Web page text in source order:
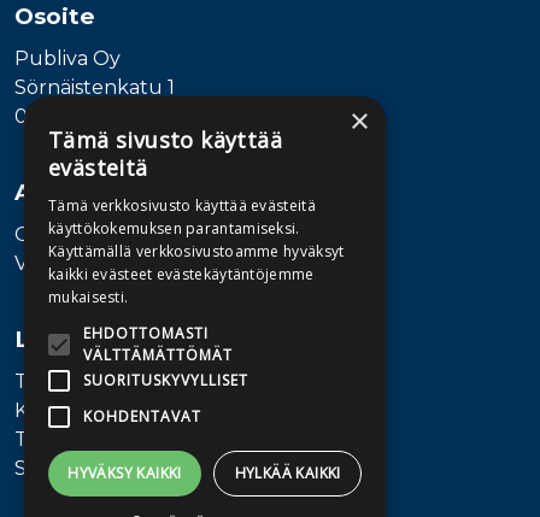
Osoite
Publiva Oy
Sörnäistenkatu 1
00580 Helsinki
Asiakaspalvelu
Ota yhteyttä
Vaihde: 010 345100
Lisätietoa
Toimitusehdot
Käyttöohjeet
Tietosuojaseloste
Saavutettavuusseloste
×
Tämä sivusto käyttää
evästeitä
Tämä verkkosivusto käyttää evästeitä
käyttökokemuksen parantamiseksi.
Käyttämällä verkkosivustoamme hyväksyt
kaikki evästeet evästekäytäntöjemme
mukaisesti.
EHDOTTOMASTI
VÄLTTÄMÄTTÖMÄT
SUORITUSKYVYLLISET
KOHDENTAVAT
HYVÄKSY KAIKKI HYLKÄÄ KAIKKI